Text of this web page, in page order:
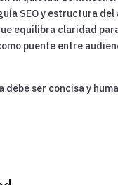
SEO y estructura
equilibra claridad
puente entre
ser concisa y